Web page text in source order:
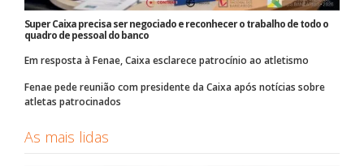
Super Caixa precisa ser negociado e reconhecer o trabalho de todo o
quadro de pessoal do banco
Em resposta à Fenae, Caixa esclarece patrocínio ao atletismo
Fenae pede reunião com presidente da Caixa após notícias sobre
atletas patrocinados
As mais lidas